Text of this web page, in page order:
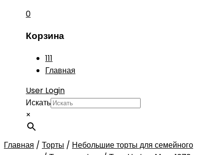
0
Корзина
111
Главная
User Login
Искать
×
Главная / Торты / Небольшие торты для семейного